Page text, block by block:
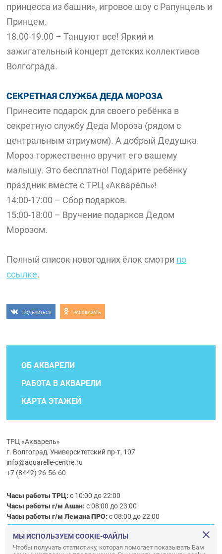
принцесса из башни», игровое шоу с Рапунцель и
Принцем.
18.00-19.00 – Танцуют все! Яркий и
зажигательный концерт детских коллективов
Волгограда.
СЕКРЕТНАЯ СЛУЖБА ДЕДА МОРОЗА
Принесите подарок для своего ребёнка в
секретную службу Деда Мороза (рядом с
центральным атриумом). А добрый Дедушка
Мороз торжественно вручит его вашему
малышу. Это бесплатно! Подарите ребёнку
праздник вместе с ТРЦ «Акварель»!
14:00-17:00 – Сбор подарков.
15:00-18:00 – Вручение подарков Дедом
Морозом.
Полный список новогодних ёлок смотри по
ссылке.
ПОДЕЛИТЬСЯ РАССКАЗАТЬ
ОБ АКВАРЕЛИ
РАБОТА В АКВАРЕЛИ
КАРТА ЭТАЖЕЙ
ТРЦ «Акварель»
г. Волгоград, Университетский пр-т, 107
info@aquarelle-centre.ru
+7 (8442) 26-56-60
Часы работы ТРЦ:с 10:00 до 22:00
Часы работы г/м Ашан:с 08:00 до 23:00
Часы работыг/мЛемана ПРО:с 08:00 до 22:00
Правила посещения ТРЦ «Акварель»
МЫ ИСПОЛЬЗУЕМ COOKIE-ФАЙЛЫ
Чтобы получать статистику, которая помогает показывать Вам